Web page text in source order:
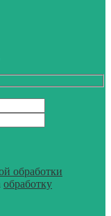
обработки
обработку